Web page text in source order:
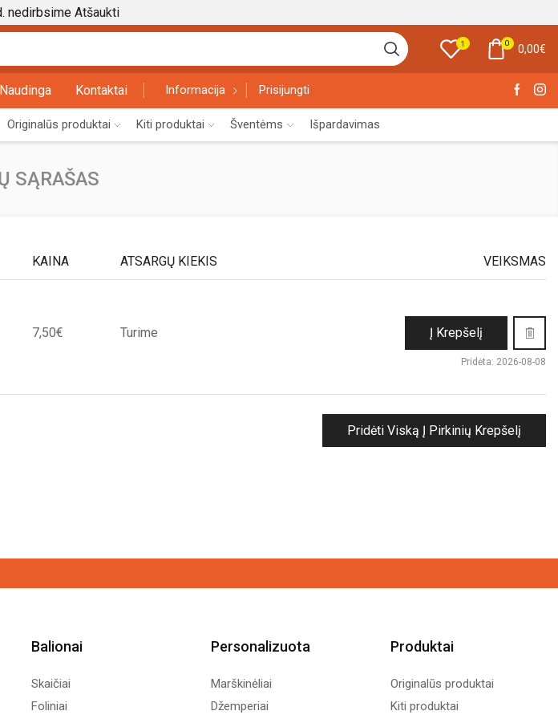
nedirbsime Atšaukti
input
1 0 0,00€
Naudinga Kontaktai Informacija Prisijungti
Originalūs produktai Kiti produktai Šventėms Išpardavimas
SĄRAŠAS
KAINA ATSARGŲ KIEKIS VEIKSMAS
7,50€ Turime Į Krepšelį
Pridėta: 2026-08-08
Pridėti Viską Į Pirkinių Krepšelį
Balionai
Skaičiai
Foliniai
Personalizuota
Marškinėliai
Džemperiai
Produktai
Originalūs produktai
Kiti produktai